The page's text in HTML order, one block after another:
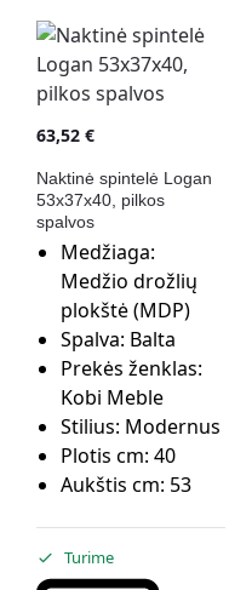
63,52€
Naktinė spintelė Logan
53x37x40, pilkos
spalvos
Medžiaga:
Medžio drožlių
plokštė (MDP)
Spalva: Balta
Prekės ženklas:
Kobi Meble
Stilius: Modernus
Plotis cm:40
Aukštis cm: 53
Turime